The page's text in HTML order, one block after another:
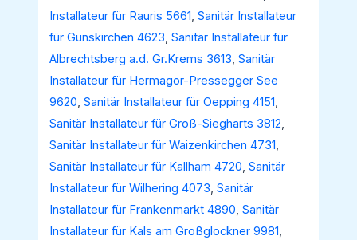
Installateur für Rauris 5661,Sanitär Installateur
für Gunskirchen 4623,Sanitär Installateur für
Albrechtsberg a.d. Gr.Krems 3613,Sanitär
Installateur für Hermagor-Pressegger See
9620,Sanitär Installateur für Oepping 4151,
Sanitär Installateur für Groß-Siegharts 3812,
Sanitär Installateur für Waizenkirchen 4731,
Sanitär Installateur für Kallham 4720,Sanitär
Installateur für Wilhering 4073,Sanitär
Installateur für Frankenmarkt 4890,Sanitär
Installateur für Kals am Großglockner 9981,